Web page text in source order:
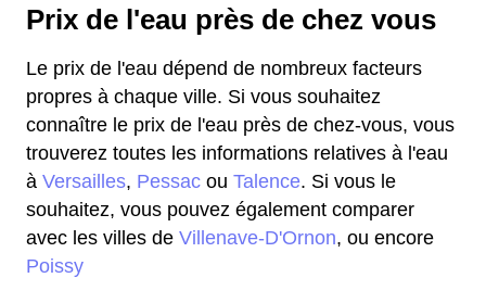
Prix de l'eau près de chez vous
Le prix de l'eau dépend de nombreux facteurs
propres à chaque ville. Si vous souhaitez
connaître le prix de l'eau près de chez-vous, vous
trouverez toutes les informations relatives à l'eau
à Versailles, Pessac ou Talence. Si vous le
souhaitez, vous pouvez également comparer
avec les villes de Villenave-D'Ornon, ou encore
Poissy